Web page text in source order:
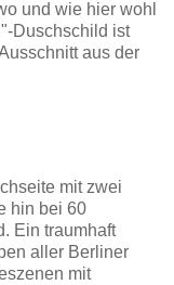
und wie hier wohl
Duschschild ist
aus der
mit zwei
hin bei 60
Ein traumhaft
aller Berliner
mit